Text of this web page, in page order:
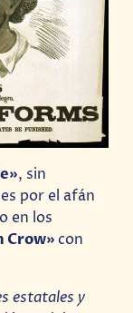
, sin
por el afán
en los
Crow»con
estatales y